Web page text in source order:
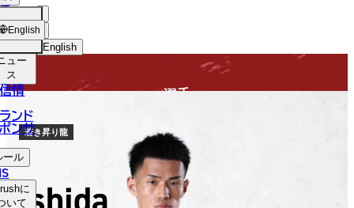
English
中文（简体）
中文（繁體）
ョッ
プ
ュー
ス
情
ンド
ンサ
ール
に
いて
English
選手
若き昇り龍